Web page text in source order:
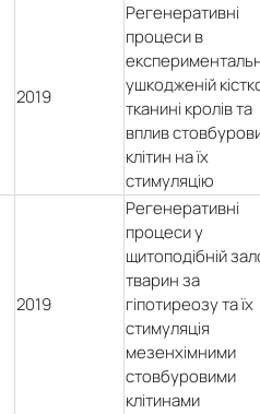
2019
Регенеративні
процеси в
ушкодженій
тканині кролів та
вплив
клітин на їх
стимуляцію
2019
Регенеративні
процеси у
щитоподібній
тварин за
гіпотиреозу та їх
стимуляція
мезенхімними
стовбуровими
клітинами